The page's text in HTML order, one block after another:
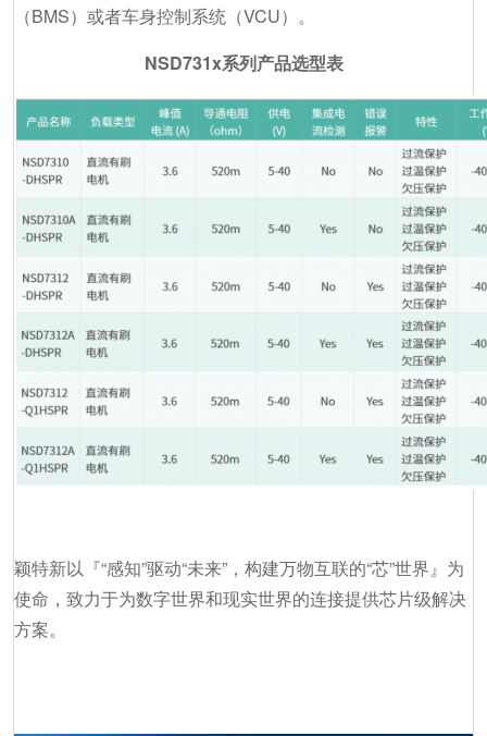
（BMS）或者车身控制系统（VCU）。
NSD731x系列产品选型表
颖特新以『“感知”驱动“未来”，构建万物互联的“芯”世界』为
使命，致力于为数字世界和现实世界的连接提供芯片级解决
方案。